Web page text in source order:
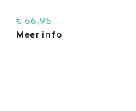
€ 66,95
Meer info